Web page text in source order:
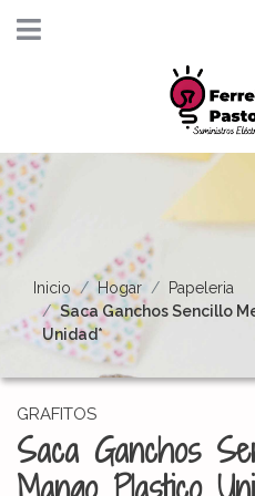
Inicio Hogar
Papeleria
Saca Ganchos Sencillo
Unidad*
GRAFITOS
Saca Ganchos